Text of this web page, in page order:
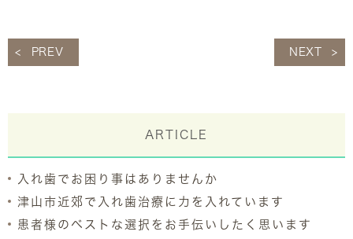
PREV NEXT
ARTICLE
入れ歯でお困り事はありませんか
津山市近郊で入れ歯治療に力を入れています
患者様のベストな選択をお手伝いしたく思います